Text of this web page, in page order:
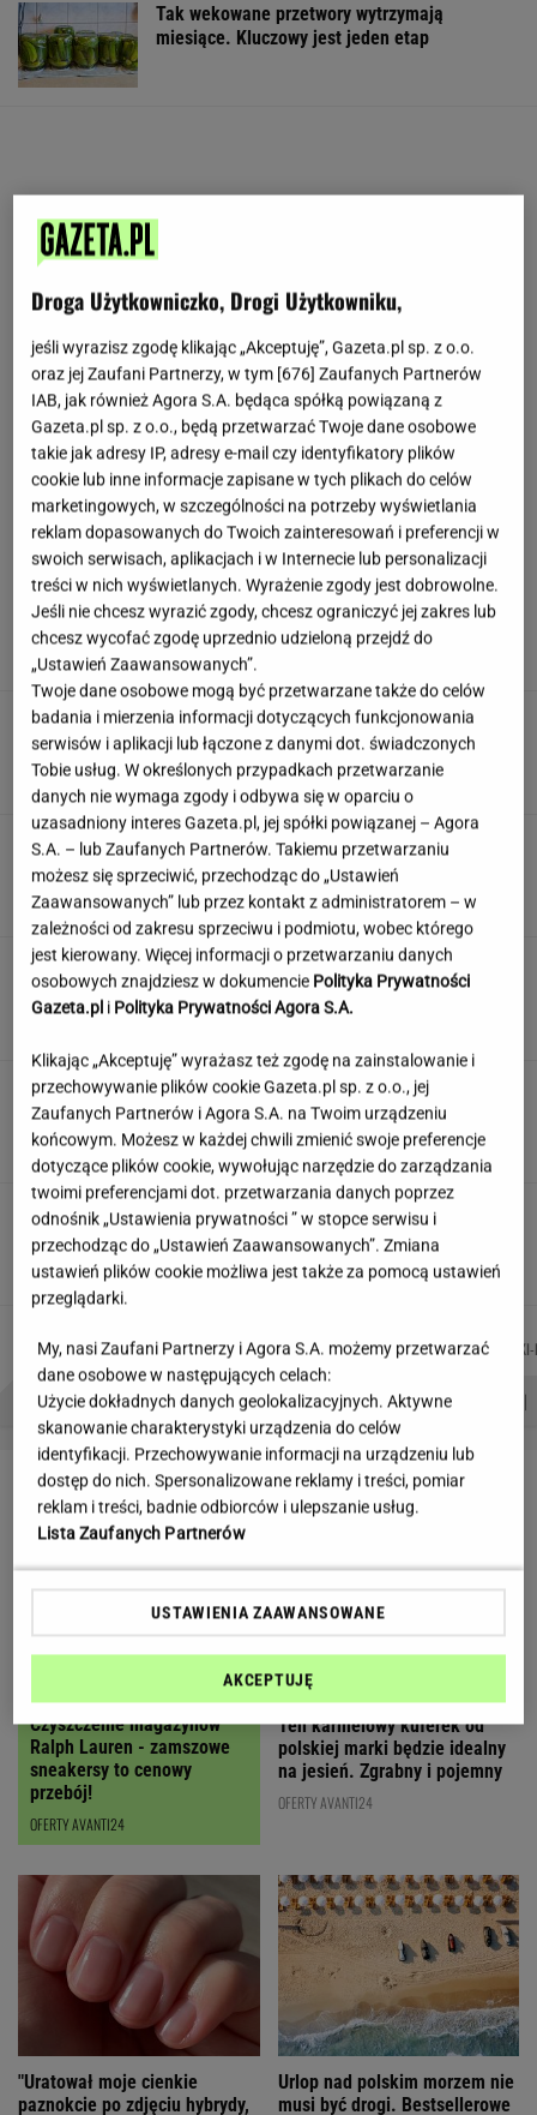
Tak wekowane przetwory wytrzymają
miesiące. Kluczowy jest jeden etap
Wachowicz wraz z Kurzopkami
pożegnała się z "halo tu polsat". Mówi o
zaskoczeniu
MARCIN WOLNIAK
Nowe informacje o mężczyźnie spod Śnieżki.
To Polak
Quiz. Te aktorki znane są na całym świecie.
Kojarzysz ich nazwiska?
To nie droga na skróty. Matka pokazuje, jak
naprawdę wygląda edukacja domowa
MATERIAŁ PROMOCYJNY
Partnerka Litewki po jego
śmierci: Niektórzy zlecieli się jak sępy
SUBSKRYPCJA
20 lat temu pokazali, że w Polsce też można
zrobić "Amerykę"
MARTA KORYCKA
Autorzy:
SENKOWSKI
NIEDZIAŁEK
KOLIBABSKI
PROBLEMY POLSKICH SIATKARZY ZNAK Z '30' WISŁAWA SZYMBORSKA
LETNIE OKAZJE
Czyszczenie magazynów
Ralph Lauren - zamszowe
sneakersy to cenowy
przebój!
OFERTY AVANTI24
Ten karmelowy kuferek od
polskiej marki będzie idealny
na jesień. Zgrabny i pojemny
OFERTY AVANTI24
"Uratował moje cienkie
paznokcie po zdjęciu hybrydy,
Urlop nad polskim morzem nie
musi być drogi. Bestsellerowe
Droga Użytkowniczko, Drogi Użytkowniku,
jeśli wyrazisz zgodę klikając „Akceptuję”, Gazeta.pl sp. z o.o.
oraz jej Zaufani Partnerzy, w tym [676] Zaufanych Partnerów
IAB, jak również Agora S.A. będąca spółką powiązaną z
Gazeta.pl sp. z o.o., będą przetwarzać Twoje dane osobowe
takie jak adresy IP, adresy e-mail czy identyfikatory plików
cookie lub inne informacje zapisane w tych plikach do celów
marketingowych, w szczególności na potrzeby wyświetlania
reklam dopasowanych do Twoich zainteresowań i preferencji w
swoich serwisach, aplikacjach i w Internecie lub personalizacji
treści w nich wyświetlanych. Wyrażenie zgody jest dobrowolne.
Jeśli nie chcesz wyrazić zgody, chcesz ograniczyć jej zakres lub
chcesz wycofać zgodę uprzednio udzieloną przejdź do
„Ustawień Zaawansowanych”.
Twoje dane osobowe mogą być przetwarzane także do celów
badania i mierzenia informacji dotyczących funkcjonowania
serwisów i aplikacji lub łączone z danymi dot. świadczonych
Tobie usług. W określonych przypadkach przetwarzanie
danych nie wymaga zgody i odbywa się w oparciu o
uzasadniony interes Gazeta.pl, jej spółki powiązanej – Agora
S.A. – lub Zaufanych Partnerów. Takiemu przetwarzaniu
możesz się sprzeciwić, przechodząc do „Ustawień
Zaawansowanych” lub przez kontakt z administratorem – w
zależności od zakresu sprzeciwu i podmiotu, wobec którego
jest kierowany. Więcej informacji o przetwarzaniu danych
osobowych znajdziesz w dokumencie Polityka Prywatności
Gazeta.pl i Polityka Prywatności Agora S.A.
Klikając „Akceptuję” wyrażasz też zgodę na zainstalowanie i
przechowywanie plików cookie Gazeta.pl sp. z o.o., jej
Zaufanych Partnerów i Agora S.A. na Twoim urządzeniu
końcowym. Możesz w każdej chwili zmienić swoje preferencje
dotyczące plików cookie, wywołując narzędzie do zarządzania
twoimi preferencjami dot. przetwarzania danych poprzez
odnośnik „Ustawienia prywatności ” w stopce serwisu i
przechodząc do „Ustawień Zaawansowanych”. Zmiana
ustawień plików cookie możliwa jest także za pomocą ustawień
przeglądarki.
My, nasi Zaufani Partnerzy i Agora S.A. możemy przetwarzać
dane osobowe w następujących celach:
Użycie dokładnych danych geolokalizacyjnych. Aktywne
skanowanie charakterystyki urządzenia do celów
identyfikacji. Przechowywanie informacji na urządzeniu lub
dostęp do nich. Spersonalizowane reklamy i treści, pomiar
reklam i treści, badnie odbiorców i ulepszanie usług.
Lista Zaufanych Partnerów
USTAWIENIA ZAAWANSOWANE
AKCEPTUJĘ